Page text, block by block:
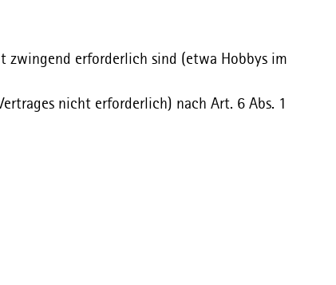
zwingend erforderlich sind (etwa Hobbys im
nicht erforderlich) nach Art. 6 Abs. 1